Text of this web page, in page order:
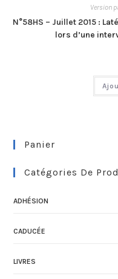
Version
N°58HS – Juillet 2015 :
lors d’une
Panier
Catégories De
ADHÉSION
CADUCÉE
LIVRES